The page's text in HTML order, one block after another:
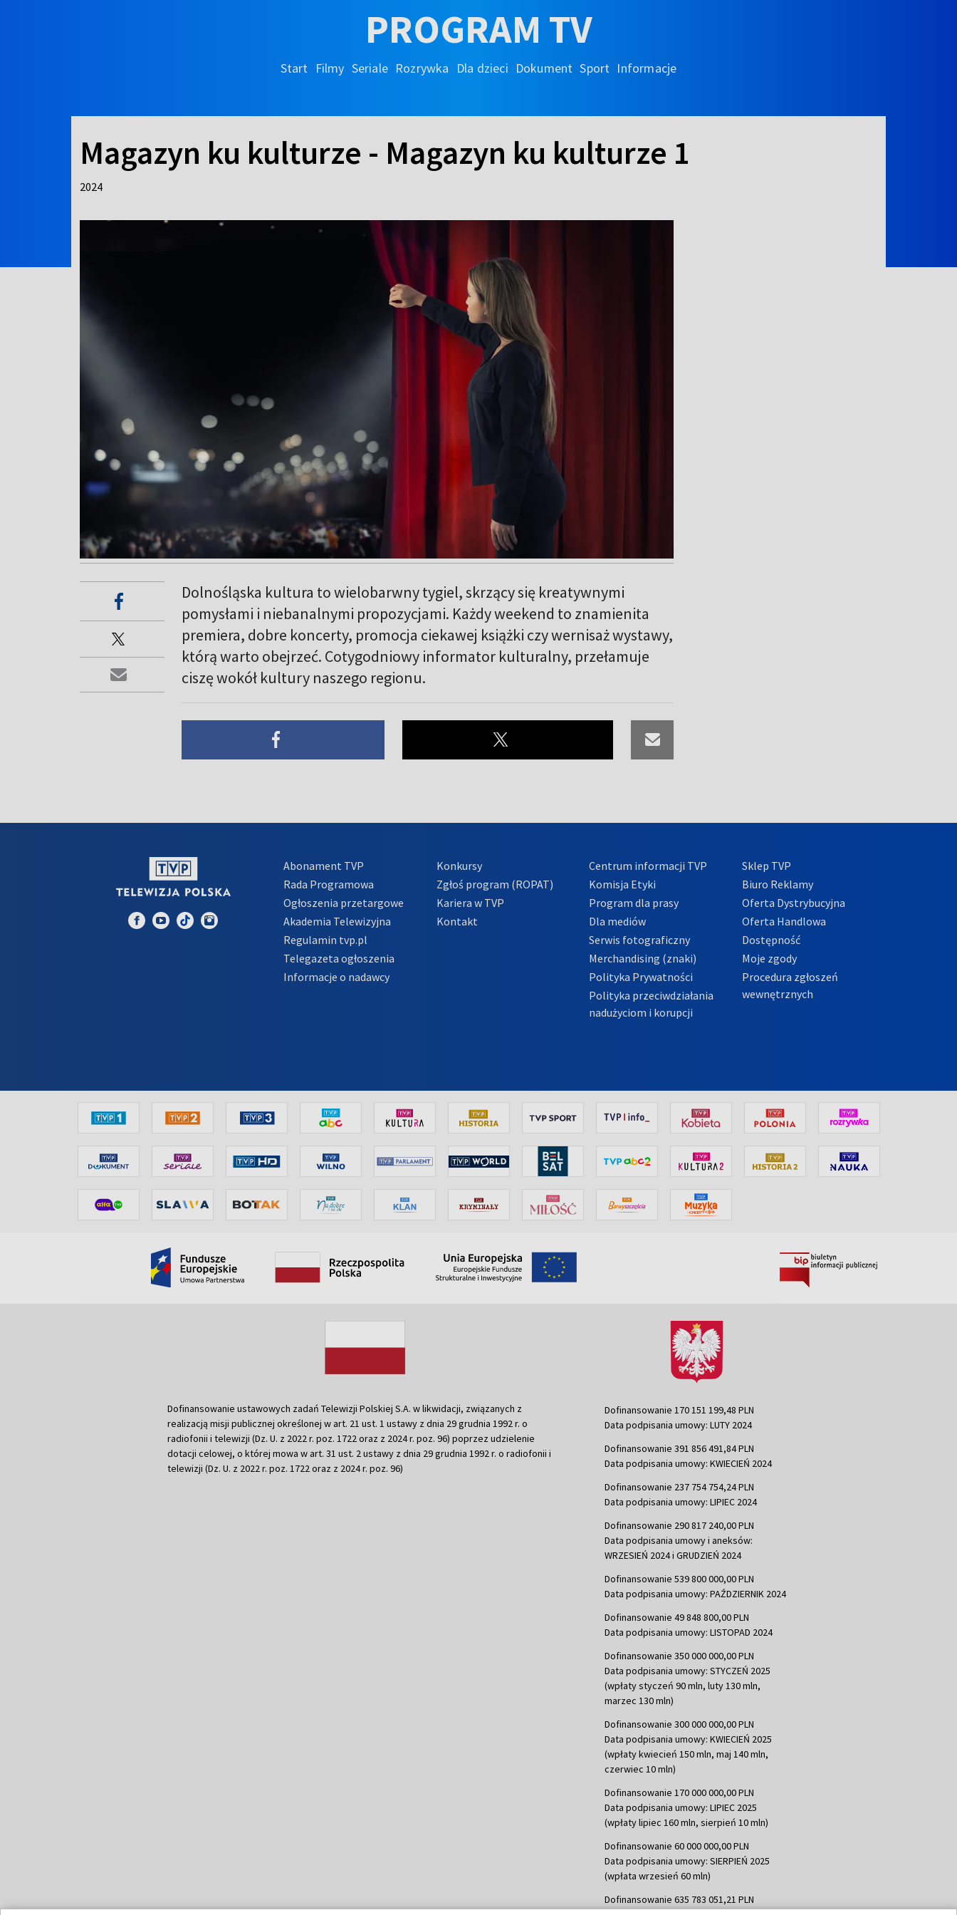
PROGRAM TV
Start Filmy Seriale Rozrywka Dla dzieci Dokument Sport Informacje
Magazyn ku kulturze - Magazyn ku kulturze 1
2024
Dolnośląska kultura to wielobarwny tygiel, skrzący się kreatywnymi
pomysłami i niebanalnymi propozycjami. Każdy weekend to znamienita
premiera, dobre koncerty, promocja ciekawej książki czy wernisaż wystawy,
którą warto obejrzeć. Cotygodniowy informator kulturalny, przełamuje
ciszę wokół kultury naszego regionu.
Abonament TVP
Rada Programowa
Ogłoszenia przetargowe
Akademia Telewizyjna
Regulamin tvp.pl
Telegazeta ogłoszenia
Informacje o nadawcy
Konkursy
Zgłoś program (ROPAT)
Kariera w TVP
Kontakt
Centrum informacji TVP
Komisja Etyki
Program dla prasy
Dla mediów
Serwis fotograficzny
Merchandising (znaki)
Polityka Prywatności
Polityka przeciwdziałania
nadużyciom i korupcji
Sklep TVP
Biuro Reklamy
Oferta Dystrybucyjna
Oferta Handlowa
Dostępność
Moje zgody
Procedura zgłoszeń
wewnętrznych
Dofinansowanie ustawowych zadań Telewizji Polskiej S.A. w likwidacji, związanych z
realizacją misji publicznej określonej w art. 21 ust. 1 ustawy z dnia 29 grudnia 1992 r. o
radiofonii i telewizji (Dz. U. z 2022 r. poz. 1722 oraz z 2024 r. poz. 96) poprzez udzielenie
dotacji celowej, o której mowa w art. 31 ust. 2 ustawy z dnia 29 grudnia 1992 r. o radiofonii i
telewizji (Dz. U. z 2022 r. poz. 1722 oraz z 2024 r. poz. 96)
Dofinansowanie 170 151 199,48 PLN
Data podpisania umowy: LUTY 2024
Dofinansowanie 391 856 491,84 PLN
Data podpisania umowy: KWIECIEŃ 2024
Dofinansowanie 237 754 754,24 PLN
Data podpisania umowy: LIPIEC 2024
Dofinansowanie 290 817 240,00 PLN
Data podpisania umowy i aneksów:
WRZESIEŃ 2024 i GRUDZIEŃ 2024
Dofinansowanie 539 800 000,00 PLN
Data podpisania umowy: PAŹDZIERNIK 2024
Dofinansowanie 49 848 800,00 PLN
Data podpisania umowy: LISTOPAD 2024
Dofinansowanie 350 000 000,00 PLN
Data podpisania umowy: STYCZEŃ 2025
(wpłaty styczeń 90 mln, luty 130 mln,
marzec 130 mln)
Dofinansowanie 300 000 000,00 PLN
Data podpisania umowy: KWIECIEŃ 2025
(wpłaty kwiecień 150 mln, maj 140 mln,
czerwiec 10 mln)
Dofinansowanie 170 000 000,00 PLN
Data podpisania umowy: LIPIEC 2025
(wpłaty lipiec 160 mln, sierpień 10 mln)
Dofinansowanie 60 000 000,00 PLN
Data podpisania umowy: SIERPIEŃ 2025
(wpłata wrzesień 60 mln)
Dofinansowanie 635 783 051,21 PLN